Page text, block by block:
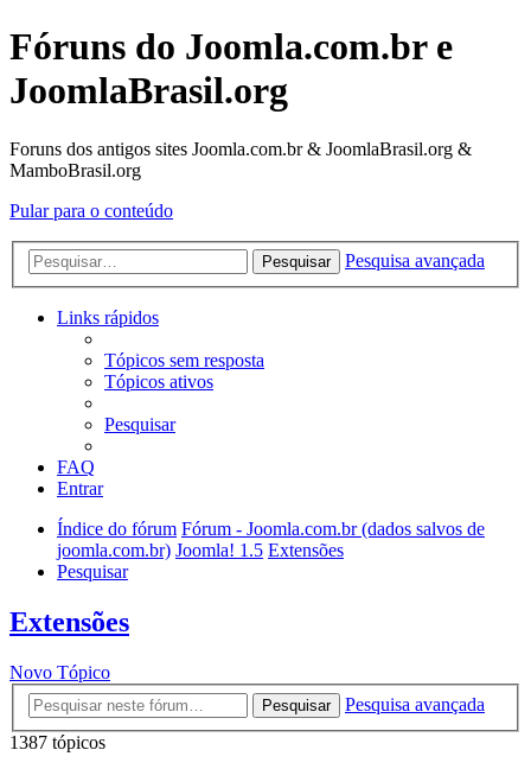
Fóruns do Joomla.com.br e
JoomlaBrasil.org
Foruns dos antigos sites Joomla.com.br & JoomlaBrasil.org &
MamboBrasil.org
Pular para o conteúdo
Pesquisar Pesquisa avançada
Links rápidos
Tópicos sem resposta
Tópicos ativos
Pesquisar
FAQ
Entrar
Índice do fórum Fórum - Joomla.com.br (dados salvos de
joomla.com.br) Joomla! 1.5 Extensões
Pesquisar
Extensões
Novo Tópico
Pesquisar
Pesquisa avançada
1387 tópicos